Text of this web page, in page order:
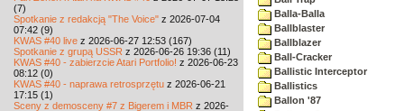
(7)
Spotkanie z redakcją "The Voice" z 2026-07-04
07:42 (9)
KWAS #40 live z 2026-06-27 12:53 (167)
Spotkanie z grupą USSR z 2026-06-26 19:36 (11)
KWAS #40 - zabierzcie Atari Portfolio! z 2026-06-23
08:12 (0)
KWAS #40 - naprawa retrosprzętu z 2026-06-21
17:15 (1)
Sceny z demosceny #7 z Bigerem i MBR z 2026-
Balla-Balla
Ballblaster
Ballblazer
Ball-Cracker
Ballistic Interceptor
Ballistics
Ballon '87